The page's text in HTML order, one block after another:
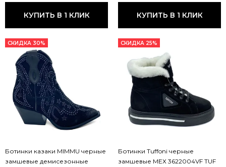
КУПИТЬ В 1 КЛИК КУПИТЬ В 1 КЛИК
СКИДКА 30%
Ботинки казаки MIMMU черные
замшевые демисезонные
СКИДКА 25%
Ботинки Tuffoni черные
замшевые МЕХ 3622004VF TUF